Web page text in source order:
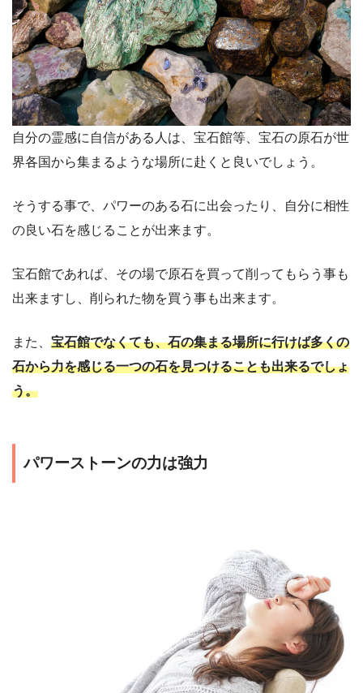
自分の霊感に自信がある人は、宝石館等、宝石の原石が世
界各国から集まるような場所に赴くと良いでしょう。
そうする事で、パワーのある石に出会ったり、自分に相性
の良い石を感じることが出来ます。
宝石館であれば、その場で原石を買って削ってもらう事も
出来ますし、削られた物を買う事も出来ます。
また、 宝石館でなくても、石の集まる場所に行けば多くの
石から力を感じる一つの石を見つけることも出来るでしょ
う。
パワーストーンの力は強力